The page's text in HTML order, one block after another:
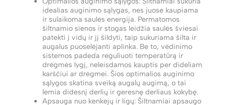
idealias auginimo sąlygas, nes juose kaupiama
ir sulaikoma saulės energija. Permatomos
šiltnamio sienos ir stogas leidžia saulės šviesai
patekti į vidų ir jį šildyti, taip sukuriama šilta ir
augalus puoselėjanti aplinka. Be to, vėdinimo
sistemos padeda reguliuoti temperatūrą ir
drėgmės lygį, neleisdamos kauptis per dideliam
karščiui ar drėgmei. Šios optimalios auginimo
sąlygos skatina sveiką augalų augimą, o tai
lemia didesnį derlių ir geresnę derliaus kokybę.
Apsauga nuo kenkėjų ir ligų: Šiltnamiai apsaugo